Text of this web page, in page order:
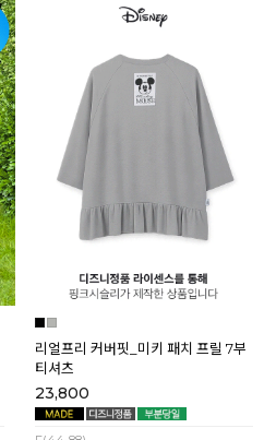
리얼프리 커버핏_미키 패치 프릴 7부
티셔츠
23,800